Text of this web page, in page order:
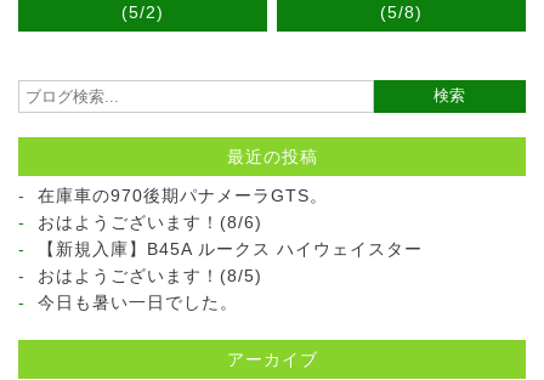
(5/2)
(5/8)
最近の投稿
在庫車の970後期パナメーラGTS。
おはようございます！(8/6)
【新規入庫】B45A ルークス ハイウェイスター
おはようございます！(8/5)
今日も暑い一日でした。
アーカイブ